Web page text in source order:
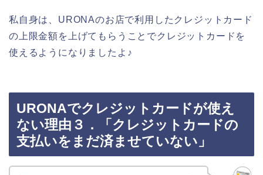
私自身は、URONAのお店で利用したクレジットカード
の上限金額を上げてもらうことでクレジットカードを
使えるようになりましたよ♪
URONAでクレジットカードが使え
ない理由３．「クレジットカードの
支払いをまだ済ませていない」